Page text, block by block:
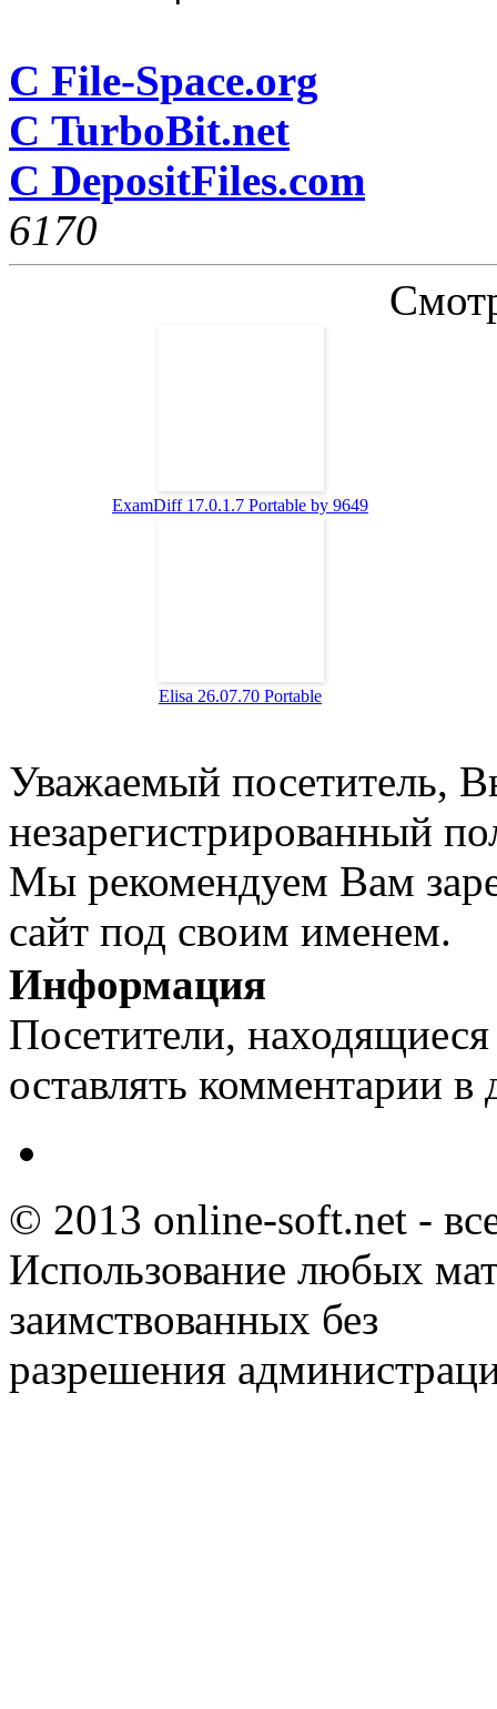
С File-Space.org
С TurboBit.net
С DepositFiles.com
6170
ExamDiff 17.0.1.7 Portable by 9649
Elisa 26.07.70 Portable
Уважаемый посетитель,
незарегистрированный
Мы рекомендуем Вам
сайт под своим именем.
Информация
Посетители,
оставлять комментарии в
© 2013 online-soft.net -
Использование любых
заимствованных без
разрешения